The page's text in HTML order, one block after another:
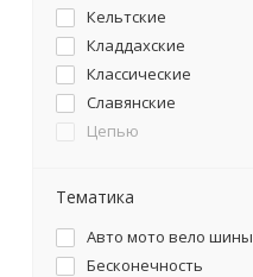
Кельтские
Кладдахские
Классические
Славянские
Цепью
Тематика
Авто мото вело шины
Бесконечность